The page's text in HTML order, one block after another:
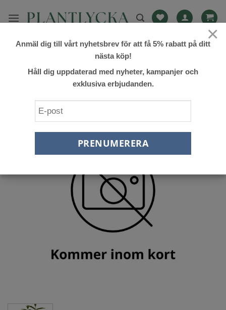
FILTRERA
×
Anmäl dig till vårt nyhetsbrev för att få 5% rabatt på ditt
nästa köp!
Håll dig uppdaterad med nyheter, kampanjer och
exklusiva erbjudanden.